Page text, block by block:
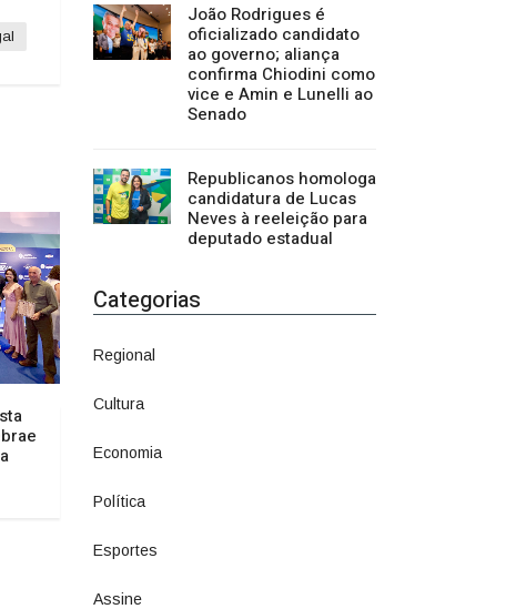
João Rodrigues é
oficializado candidato
ao governo; aliança
confirma Chiodini como
vice e Amin e Lunelli ao
Senado
Republicanos homologa
candidatura de Lucas
Neves à reeleição para
deputado estadual
Categorias
Regional
Cultura
Economia
Política
Esportes
Assine